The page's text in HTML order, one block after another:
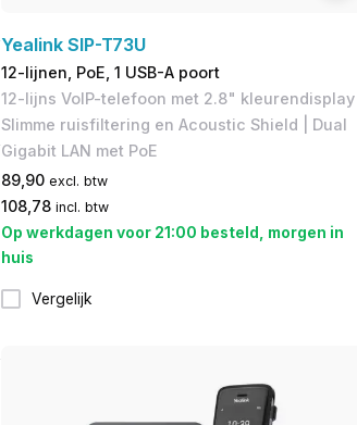
Yealink SIP-T73U
12-lijnen, PoE, 1 USB-A poort
12-lijns VoIP-telefoon met 2.8" kleurendisplay |
Slimme ruisfiltering en Acoustic Shield | Dual
Gigabit LAN met PoE
89,90 excl. btw
108,78 incl. btw
Op werkdagen voor 21:00 besteld, morgen in
huis
Vergelijk